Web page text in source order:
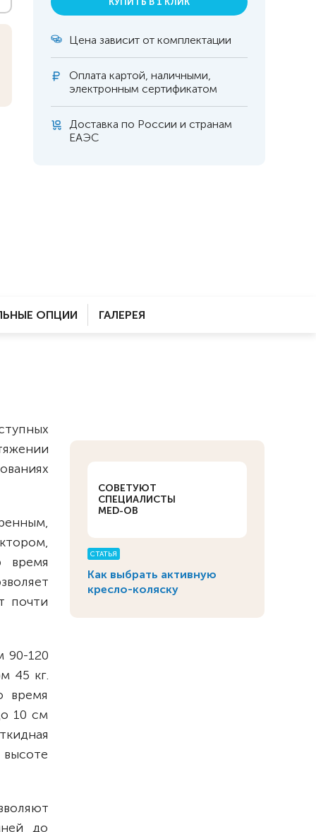
инвалидов
Цена зависит от комплектации
Оплата картой, наличными,
электронным сертификатом
Доставка по России и странам
ЕАЭС
ОПЦИИ ГАЛЕРЕЯ
СОВЕТУЮТ
СПЕЦИАЛИСТЫ
MED-OB
СТАТЬЯ
Как выбрать активную
кресло-коляску
время
почти
90-120
45 кг.
время
10 см
высоте
до